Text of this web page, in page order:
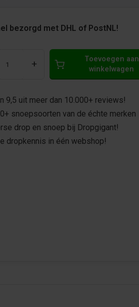
bezorgd met DHL of PostNL!
+
Toevoegen aan
winkelwagen
9,5 uit meer dan 10.000+ reviews!
snoepsoorten van de échte merken
drop en snoep bij Dropgigant!
dropkennis in één webshop!